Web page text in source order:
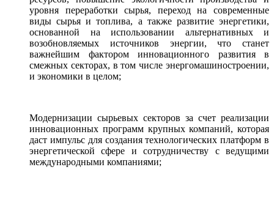
уровня переработки сырья, переход на современные
виды сырья и топлива, а также развитие энергетики,
основанной на использовании альтернативных и
возобновляемых источников энергии, что станет
важнейшим фактором инновационного развития в
смежных секторах, в том числе энергомашиностроении,
и экономики в целом;
Модернизации сырьевых секторов за счет реализации
инновационных программ крупных компаний, которая
даст импульс для создания технологических платформ в
энергетической сфере и сотрудничеству с ведущими
международными компаниями;